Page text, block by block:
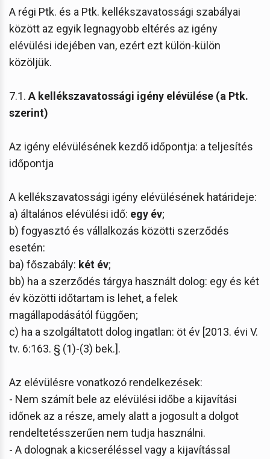
A régi Ptk. és a Ptk. kellékszavatossági szabályai
között az egyik legnagyobb eltérés az igény
elévülési idejében van, ezért ezt külön-külön
közöljük.
7.1. A kellékszavatossági igény elévülése (a Ptk.
szerint)
Az igény elévülésének kezdő időpontja: a teljesítés
időpontja
A kellékszavatossági igény elévülésének határideje:
a) általános elévülési idő: egy év;
b) fogyasztó és vállalkozás közötti szerződés
esetén:
ba) főszabály: két év;
bb) ha a szerződés tárgya használt dolog: egy és két
év közötti időtartam is lehet, a felek
magállapodásától függően;
c) ha a szolgáltatott dolog ingatlan: öt év [2013. évi V.
tv. 6:163. § (1)-(3) bek.].
Az elévülésre vonatkozó rendelkezések:
- Nem számít bele az elévülési időbe a kijavítási
időnek az a része, amely alatt a jogosult a dolgot
rendeltetésszerűen nem tudja használni.
- A dolognak a kicseréléssel vagy a kijavítással